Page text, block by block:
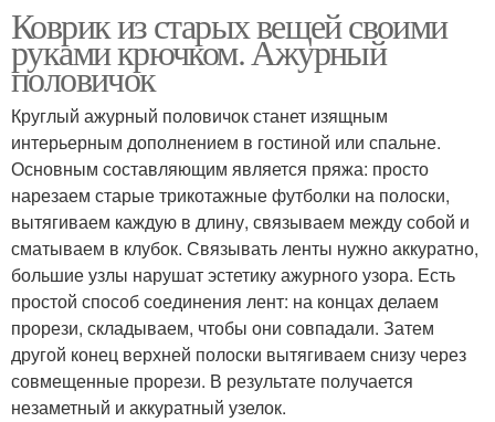
Коврик из старых вещей своими
руками крючком. Ажурный
половичок
Круглый ажурный половичок станет изящным
интерьерным дополнением в гостиной или спальне.
Основным составляющим является пряжа: просто
нарезаем старые трикотажные футболки на полоски,
вытягиваем каждую в длину, связываем между собой и
сматываем в клубок. Связывать ленты нужно аккуратно,
большие узлы нарушат эстетику ажурного узора. Есть
простой способ соединения лент: на концах делаем
прорези, складываем, чтобы они совпадали. Затем
другой конец верхней полоски вытягиваем снизу через
совмещенные прорези. В результате получается
незаметный и аккуратный узелок.